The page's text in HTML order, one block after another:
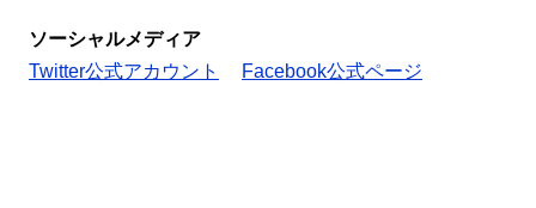
ソーシャルメディア
Twitter公式アカウント
Facebook公式ページ